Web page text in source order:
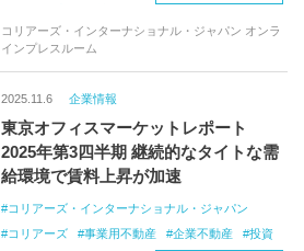
オフィス仲介
プロジェクトマネジメント
コリアーズ・インターナショナル・ジャパン オンラ
インプレスルーム
2025.11.6 企業情報
東京オフィスマーケットレポート
2025年第3四半期 継続的なタイトな需
給環境で賃料上昇が加速
コリアーズ・インターナショナル・ジャパン
コリアーズ
事業用不動産 企業不動産
投資